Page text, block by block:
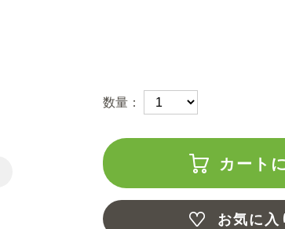
数量：
カート
お気に入